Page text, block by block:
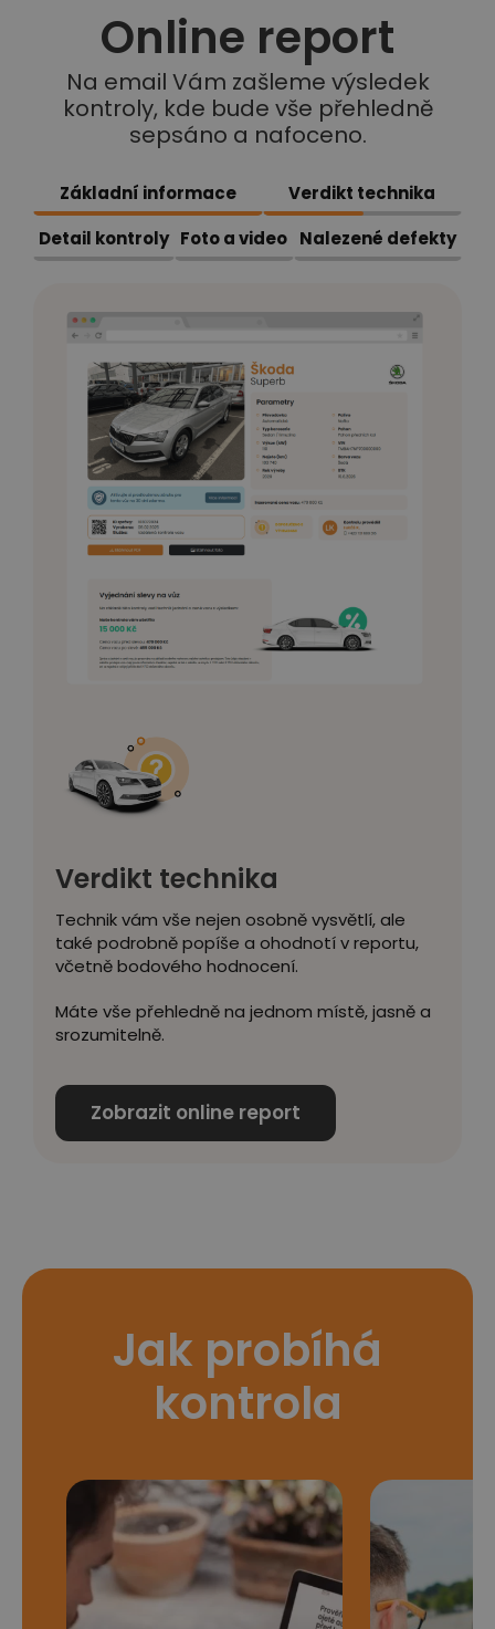
Online report
Na email Vám zašleme výsledek
kontroly, kde bude vše přehledně
sepsáno a nafoceno.
Základní informace
Verdikt technika
Detail kontroly Foto a video Nalezené defekty
Verdikt technika
Technik vám vše nejen osobně vysvětlí, ale
také podrobně popíše a ohodnotí v reportu,
včetně bodového hodnocení.
Máte vše přehledně na jednom místě, jasně a
srozumitelně.
Zobrazit online report
Jak probíhá
kontrola